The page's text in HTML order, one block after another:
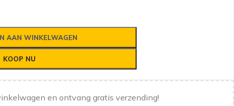
AAN WINKELWAGEN
KOOP NU
en ontvang gratis verzending!